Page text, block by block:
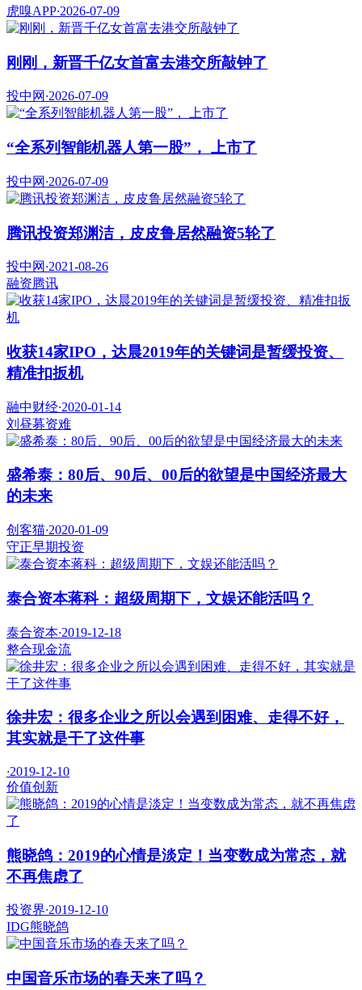
虎嗅APP·2026-07-09
刚刚，新晋千亿女首富去港交所敲钟了
投中网 ·2026-07-09
“全系列智能机器人第一股”， 上市了
投中网 ·2026-07-09
腾讯投资郑渊洁，皮皮鲁居然融资5轮了
投中网 ·2021-08-26
融资腾讯
收获14家IPO，达晨2019年的关键词是暂缓投资、
精准扣扳机
融中财经·2020-01-14
刘昼募资难
盛希泰：80后、90后、00后的欲望是中国经济最大
的未来
创客猫·2020-01-09
守正早期投资
泰合资本蒋科：超级周期下，文娱还能活吗？
泰合资本·2019-12-18
整合现金流
徐井宏：很多企业之所以会遇到困难、走得不好，
其实就是干了这件事
·2019-12-10
价值创新
熊晓鸽：2019的心情是淡定！当变数成为常态，就
不再焦虑了
投资界·2019-12-10
IDG熊晓鸽
中国音乐市场的春天来了吗？